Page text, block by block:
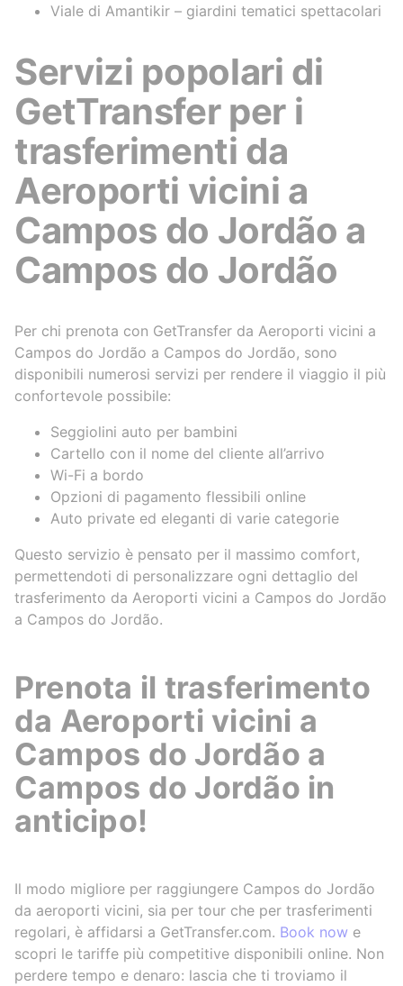
Viale di Amantikir – giardini tematici spettacolari
Servizi popolari di
GetTransfer per i
trasferimenti da
Aeroporti vicini a
Campos do Jordão a
Campos do Jordão
Per chi prenota con GetTransfer da Aeroporti vicini a
Campos do Jordão a Campos do Jordão, sono
disponibili numerosi servizi per rendere il viaggio il più
confortevole possibile:
Seggiolini auto per bambini
Cartello con il nome del cliente all’arrivo
Wi-Fi a bordo
Opzioni di pagamento flessibili online
Auto private ed eleganti di varie categorie
Questo servizio è pensato per il massimo comfort,
permettendoti di personalizzare ogni dettaglio del
trasferimento da Aeroporti vicini a Campos do Jordão
a Campos do Jordão.
Prenota il trasferimento
da Aeroporti vicini a
Campos do Jordão a
Campos do Jordão in
anticipo!
Il modo migliore per raggiungere Campos do Jordão
da aeroporti vicini, sia per tour che per trasferimenti
regolari, è affidarsi a GetTransfer.com. Book now e
scopri le tariffe più competitive disponibili online. Non
perdere tempo e denaro: lascia che ti troviamo il